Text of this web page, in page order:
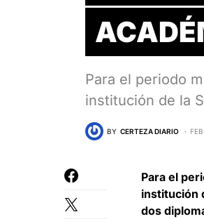
Para el periodo
institución de la
BY CERTEZA DIARIO
Para el
institución
dos